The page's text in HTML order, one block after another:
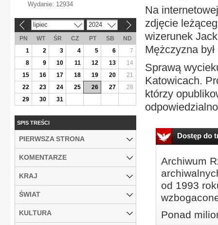
Na
zdjęcie
wizerunek
Mężczyzna
Sprawą
Katowicach.
którzy
Dostęp do
Archiwum
od 1993
Ponad
Wydanie: 12934
lipiec 2024
PN WT ŚR CZ PT SB
ND
1
2 3 4 5 6
7
8
9 10 11 12 13
14
15
16 17 18 19 20
21
22
23 24 25 26 27
28
29
30 31
SPIS TREŚCI
PIERWSZA STRONA
KOMENTARZE
KRAJ
ŚWIAT
KULTURA